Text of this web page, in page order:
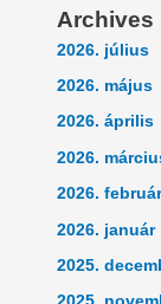
Archives
2026. július
2026. május
2026. április
2026.
2026.
2026. január
2025.